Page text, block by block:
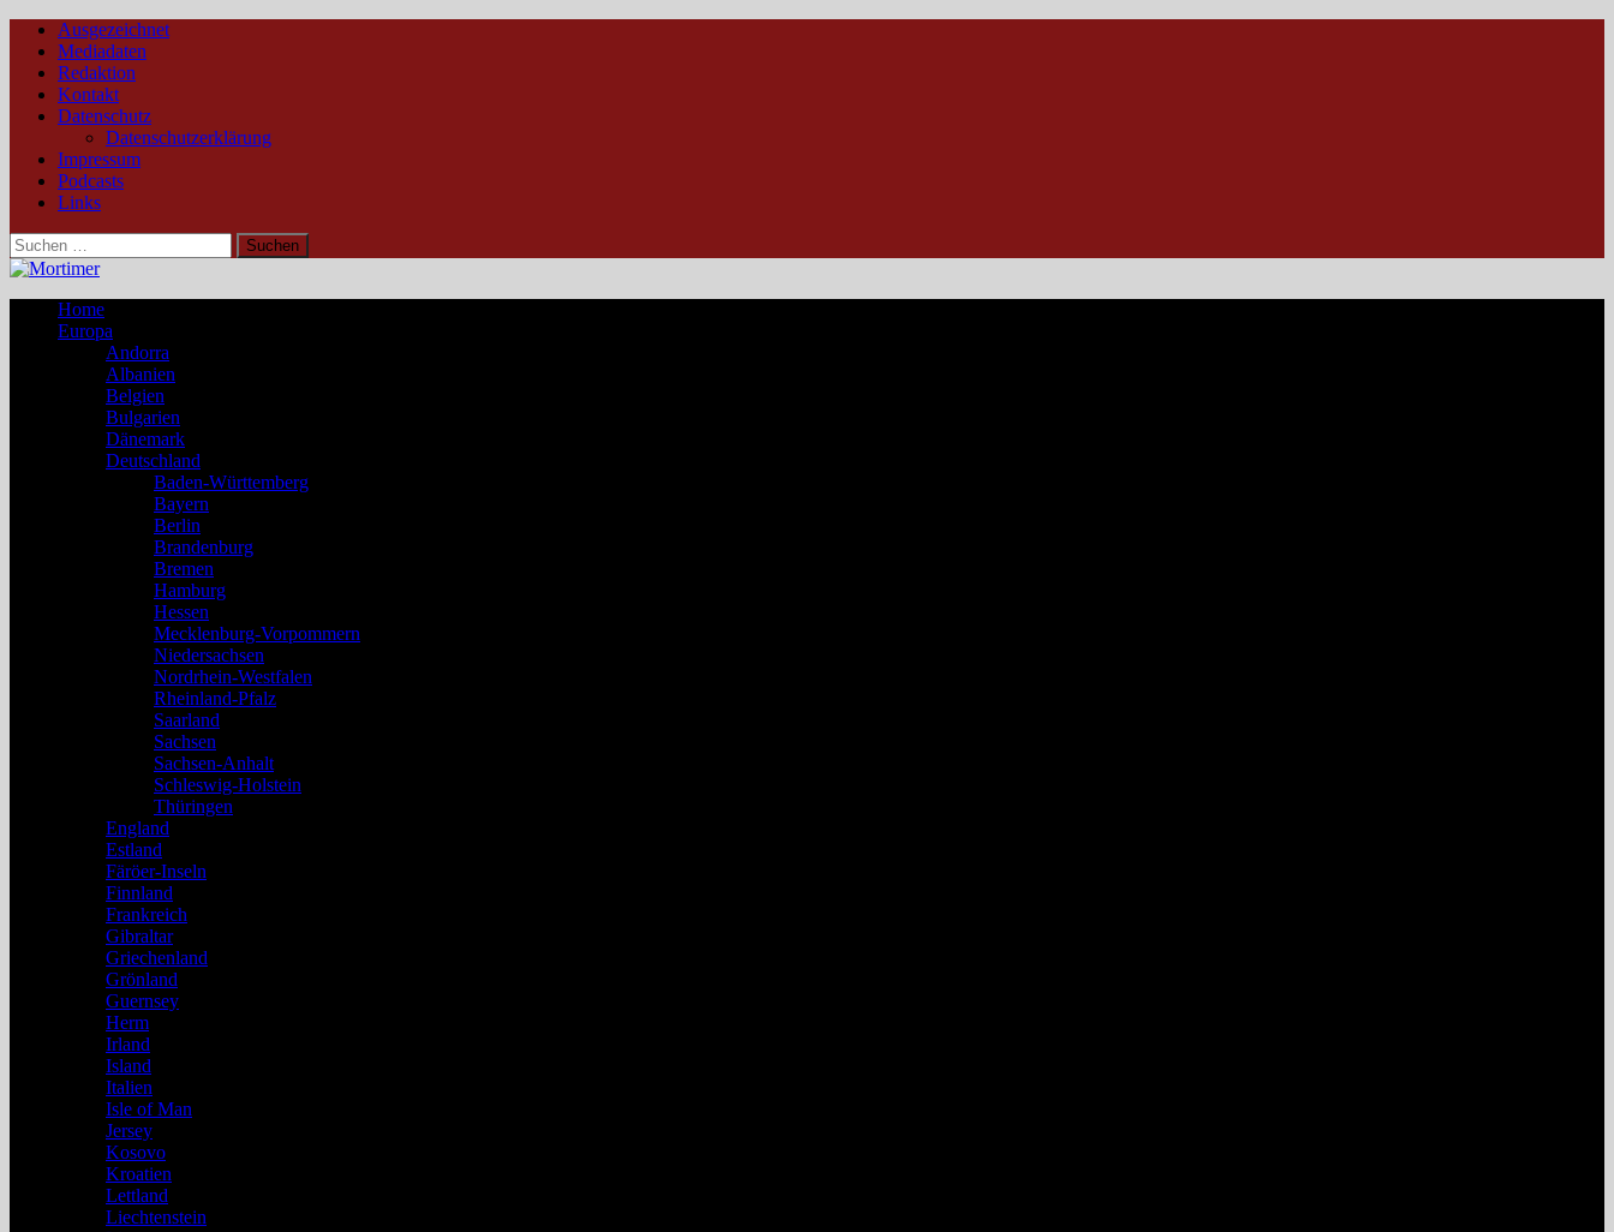
Ausgezeichnet
Mediadaten
Redaktion
Kontakt
Datenschutz
Datenschutzerklärung
Impressum
Podcasts
Links
Suchen
nach:
Home
Europa
Andorra
Albanien
Belgien
Bulgarien
Dänemark
Deutschland
Baden-Württemberg
Bayern
Berlin
Brandenburg
Bremen
Hamburg
Hessen
Mecklenburg-Vorpommern
Niedersachsen
Nordrhein-Westfalen
Rheinland-Pfalz
Saarland
Sachsen
Sachsen-Anhalt
Schleswig-Holstein
Thüringen
England
Estland
Färöer-Inseln
Finnland
Frankreich
Gibraltar
Griechenland
Grönland
Guernsey
Herm
Irland
Island
Italien
Isle of Man
Jersey
Kosovo
Kroatien
Lettland
Liechtenstein